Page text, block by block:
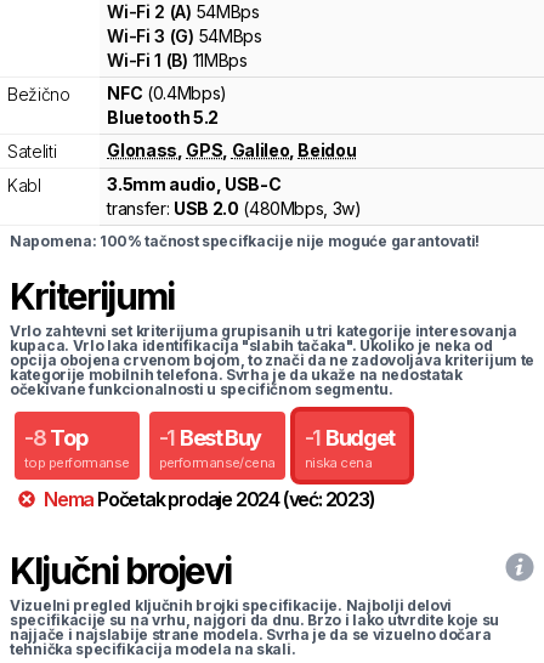
Wi-Fi 2 (A) 54MBps
Wi-Fi3 (G) 54MBps
Wi-Fi1 (B) 11MBps
Bežično
NFC (0.4Mbps)
Bluetooth 5.2
Sateliti
Glonass GPS Galileo Beidou
Kabl
3.5mm audio, USB-C
transfer: USB 2.0 (480Mbps, 3w)
Napomena: 100% tačnost specifkacije nije moguće garantovati!
Kriterijumi
Vrlo zahtevni set kriterijuma grupisanih u tri kategorije interesovanja
kupaca. Vrlo laka identifikacija "slabih tačaka". Ukoliko je neka od
opcija obojena crvenom bojom, to znači da ne zadovoljava kriterijum te
kategorije mobilnih telefona. Svrha je da ukaže na nedostatak
očekivane funkcionalnosti u specifičnom segmentu.
-8 Top
top performanse
-1 Best Buy
performanse/cena
-1 Budget
niska cena
Nema Početak prodaje 2024(već: 2023)
Ključni brojevi
Vizuelni pregled ključnih brojki specifikacije. Najbolji delovi
specifikacije su na vrhu, najgori da dnu. Brzo i lako utvrdite koje su
najjače i najslabije strane modela. Svrha je da se vizuelno dočara
tehnička specifikacija modela na skali.